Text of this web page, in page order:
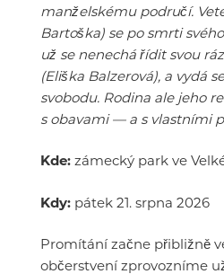
manželskému područí.
Bartoška) se po smrti
už se nenechá řídit svou
(Eliška Balzerová), a vydá
svobodu. Rodina ale jeho
s obavami — a s vlastními
Kde: zámecký park ve
Kdy: pátek 21. srpna 2026
Promítání začne přibližně
občerstvení zprovozníme